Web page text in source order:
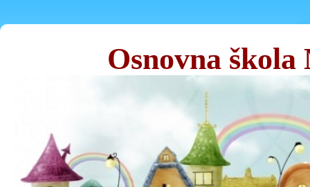
Osnovna